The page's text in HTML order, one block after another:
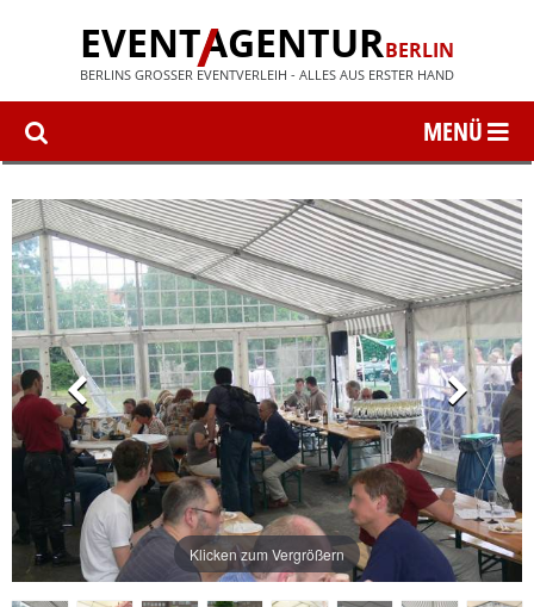
EVENTAGENTURBERLIN
BERLINS GROSSER EVENTVERLEIH - ALLES AUS ERSTER HAND
Klicken zum Vergrößern